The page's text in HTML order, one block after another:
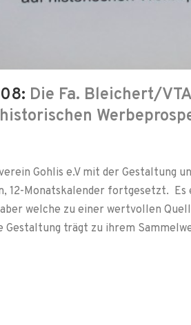
Die Fa. Bleichert/
Gohlis e.V mit der Gestaltung
12-Monatskalender fortgesetzt.
welche zu einer wertvollen
Gestaltung trägt zu ihrem